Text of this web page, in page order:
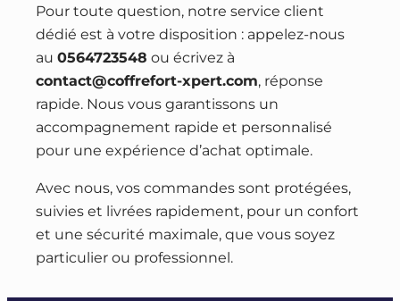
Pour toute question, notre service client
dédié est à votre disposition : appelez-nous
au 0564723548 ou écrivez à
contact@coffrefort-xpert.com, réponse
rapide. Nous vous garantissons un
accompagnement rapide et personnalisé
pour une expérience d’achat optimale.
Avec nous, vos commandes sont protégées,
suivies et livrées rapidement, pour un confort
et une sécurité maximale, que vous soyez
particulier ou professionnel.